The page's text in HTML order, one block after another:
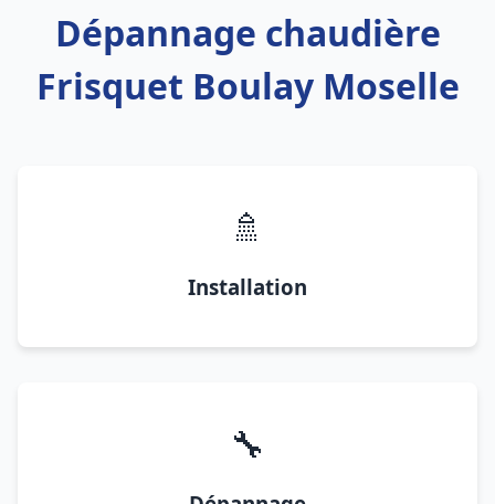
Dépannage chaudière
Frisquet Boulay Moselle
🚿
Installation
🔧